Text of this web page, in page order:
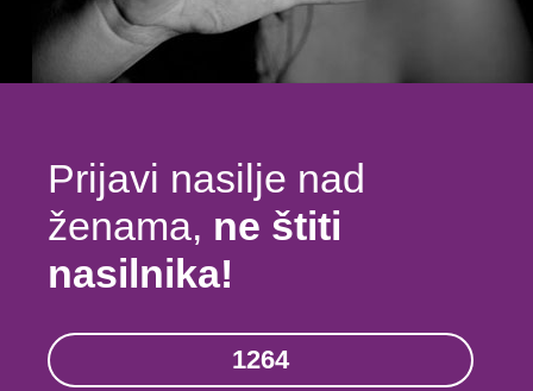
Prijavi nasilje nad
ženama, ne štiti
nasilnika!
1264